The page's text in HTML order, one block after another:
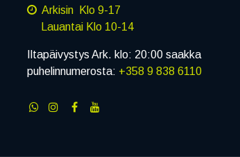
Arkisin Klo 9-17
Lauantai Klo 10-14
Iltapäivystys Ark. klo: 20:00 saakka
puhelinnumerosta: +358 9 838 6110